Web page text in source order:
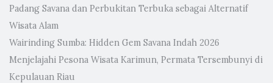
Padang Savana dan Perbukitan Terbuka sebagai Alternatif
Wisata Alam
Wairinding Sumba: Hidden Gem Savana Indah 2026
Menjelajahi Pesona Wisata Karimun, Permata Tersembunyi di
Kepulauan Riau